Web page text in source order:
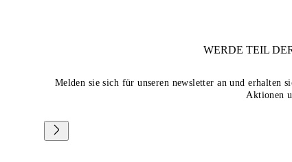
WERDE TEIL
Melden sie sich für unseren newsletter an und erhalten
Aktionen